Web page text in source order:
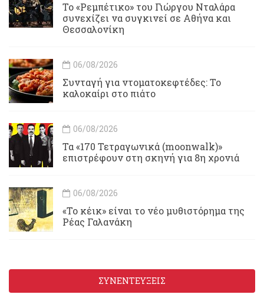
Το «Ρεμπέτικο» του Γιώργου Νταλάρα
συνεχίζει να συγκινεί σε Αθήνα και
Θεσσαλονίκη
06/08/2026
Συνταγή για ντοματοκεφτέδες: Το
καλοκαίρι στο πιάτο
06/08/2026
Τα «170 Τετραγωνικά (moonwalk)»
επιστρέφουν στη σκηνή για 8η χρονιά
06/08/2026
«Το κέικ» είναι το νέο μυθιστόρημα της
Ρέας Γαλανάκη
ΣΥΝΕΝΤΕΥΞΕΙΣ